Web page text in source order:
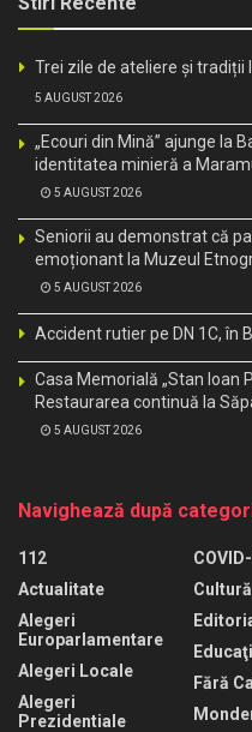
Trei zile de ateliere și tradiții
5 AUGUST 2026
„Ecouri din Mină” ajunge la
identitatea minieră a
5 AUGUST 2026
Seniorii au demonstrat că
emoționant la Muzeul
5 AUGUST 2026
Accident rutier pe DN 1C, în
Casa Memorială „Stan Ioan
Restaurarea continuă la
5 AUGUST 2026
Navighează după
112
Actualitate
Alegeri
Europarlamentare
Alegeri Locale
Alegeri
Prezidentiale
Cultură
Fără